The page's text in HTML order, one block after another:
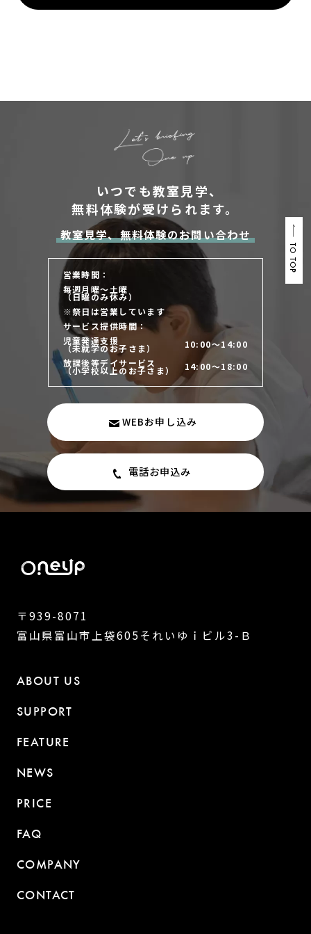
TO TOP
いつでも教室見学、
無料体験が受けられます。
教室見学、無料体験のお問い合わせ
営業時間：
毎週月曜～土曜
（日曜のみ休み）
※祭日は営業しています
サービス提供時間：
児童発達支援
（未就学のお子さま）
10:00～14:00
放課後等デイサービス
（小学校以上のお子さま） 14:00～18:00
WEBお申し込み
電話お申込み
〒939-8071
富山県富山市上袋605それいゆｉビル3-Ｂ
ABOUT US
SUPPORT
FEATURE
NEWS
PRICE
FAQ
COMPANY
CONTACT